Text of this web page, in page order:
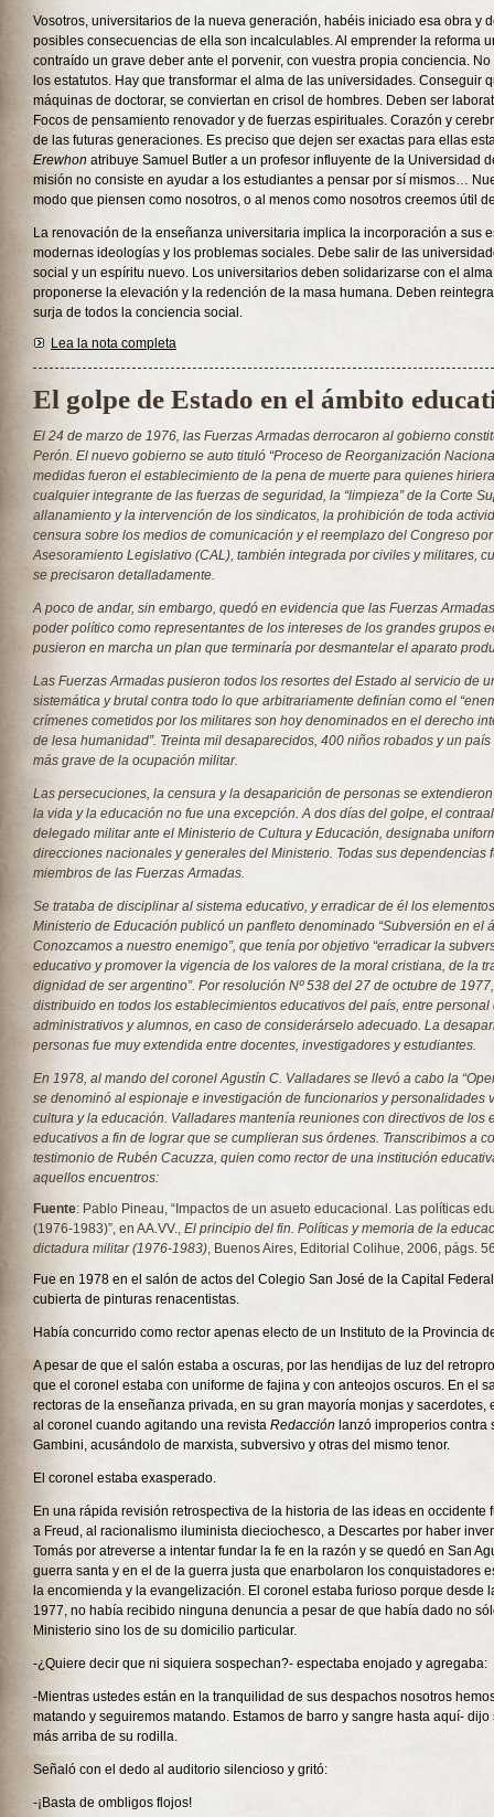
Vosotros, universitarios de la nueva generación, habéis iniciado esa obra y
posibles consecuencias de ella son incalculables. Al emprender la reforma
contraído un grave deber ante el porvenir, con vuestra propia conciencia.
los estatutos. Hay que transformar el alma de las universidades. Conseguir
máquinas de doctorar, se conviertan en crisol de hombres. Deben ser
Focos de pensamiento renovador y de fuerzas espirituales. Corazón y
de las futuras generaciones. Es preciso que dejen ser exactas para ellas
Erewhon atribuye Samuel Butler a un profesor influyente de la Universidad
misión no consiste en ayudar a los estudiantes a pensar por sí mismos…
modo que piensen como nosotros, o al menos como nosotros creemos útil
La renovación de la enseñanza universitaria implica la incorporación a sus
modernas ideologías y los problemas sociales. Debe salir de las
social y un espíritu nuevo. Los universitarios deben solidarizarse con el
proponerse la elevación y la redención de la masa humana. Deben
surja de todos la conciencia social.
Lea la nota completa
El golpe de Estado en el ámbito
El 24 de marzo de 1976, las Fuerzas Armadas derrocaron al gobierno
Perón. El nuevo gobierno se auto tituló “Proceso de Reorganización
medidas fueron el establecimiento de la pena de muerte para quienes
cualquier integrante de las fuerzas de seguridad, la “limpieza” de la Corte
allanamiento y la intervención de los sindicatos, la prohibición de toda
censura sobre los medios de comunicación y el reemplazo del Congreso
Asesoramiento Legislativo (CAL), también integrada por civiles y militares,
se precisaron detalladamente.
A poco de andar, sin embargo, quedó en evidencia que las Fuerzas
poder político como representantes de los intereses de los grandes grupos
pusieron en marcha un plan que terminaría por desmantelar el aparato
Las Fuerzas Armadas pusieron todos los resortes del Estado al servicio de
sistemática y brutal contra todo lo que arbitrariamente definían como el
crímenes cometidos por los militares son hoy denominados en el derecho
de lesa humanidad”. Treinta mil desaparecidos, 400 niños robados y un
más grave de la ocupación militar.
Las persecuciones, la censura y la desaparición de personas se
la vida y la educación no fue una excepción. A dos días del golpe, el
delegado militar ante el Ministerio de Cultura y Educación, designaba
direcciones nacionales y generales del Ministerio. Todas sus dependencias
miembros de las Fuerzas Armadas.
Se trataba de disciplinar al sistema educativo, y erradicar de él los
Ministerio de Educación publicó un panfleto denominado “Subversión en el
Conozcamos a nuestro enemigo”, que tenía por objetivo “erradicar la
educativo y promover la vigencia de los valores de la moral cristiana, de la
dignidad de ser argentino”. Por resolución Nº 538 del 27 de octubre de
distribuido en todos los establecimientos educativos del país, entre personal
administrativos y alumnos, en caso de considerárselo adecuado. La
personas fue muy extendida entre docentes, investigadores y estudiantes.
En 1978, al mando del coronel Agustín C. Valladares se llevó a cabo la
se denominó al espionaje e investigación de funcionarios y personalidades
cultura y la educación. Valladares mantenía reuniones con directivos de los
educativos a fin de lograr que se cumplieran sus órdenes. Transcribimos a
testimonio de Rubén Cacuzza, quien como rector de una institución
aquellos encuentros:
Fuente: Pablo Pineau, “Impactos de un asueto educacional. Las políticas
(1976-1983)”, en AA.VV., El principio del fin. Políticas y memoria de la
dictadura militar (1976-1983), Buenos Aires, Editorial Colihue, 2006, págs.
Fue en 1978 en el salón de actos del Colegio San José de la Capital
cubierta de pinturas renacentistas.
Había concurrido como rector apenas electo de un Instituto de la Provincia
A pesar de que el salón estaba a oscuras, por las hendijas de luz del
que el coronel estaba con uniforme de fajina y con anteojos oscuros. En el
rectoras de la enseñanza privada, en su gran mayoría monjas y sacerdotes,
al coronel cuando agitando una revista Redacción lanzó improperios contra
Gambini, acusándolo de marxista, subversivo y otras del mismo tenor.
El coronel estaba exasperado.
En una rápida revisión retrospectiva de la historia de las ideas en occidente
a Freud, al racionalismo iluminista dieciochesco, a Descartes por haber
Tomás por atreverse a intentar fundar la fe en la razón y se quedó en San
guerra santa y en el de la guerra justa que enarbolaron los conquistadores
la encomienda y la evangelización. El coronel estaba furioso porque desde
1977, no había recibido ninguna denuncia a pesar de que había dado no
Ministerio sino los de su domicilio particular.
-¿Quiere decir que ni siquiera sospechan?- espectaba enojado y agregaba:
-Mientras ustedes están en la tranquilidad de sus despachos nosotros
matando y seguiremos matando. Estamos de barro y sangre hasta aquí-
más arriba de su rodilla.
Señaló con el dedo al auditorio silencioso y gritó:
-¡Basta de ombligos flojos!